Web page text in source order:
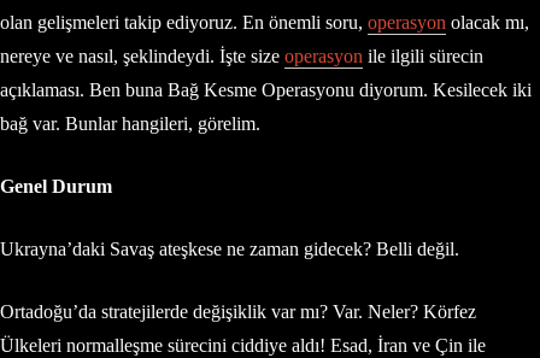
olan gelişmeleri takip ediyoruz. En önemli soru, operasyon olacak mı,
nereye ve nasıl, şeklindeydi. İşte size operasyon ile ilgili sürecin
açıklaması. Ben buna Bağ Kesme Operasyonu diyorum. Kesilecek iki
bağ var. Bunlar hangileri, görelim.
Genel Durum
Ukrayna’daki Savaş ateşkese ne zaman gidecek? Belli değil.
Ortadoğu’da stratejilerde değişiklik var mı? Var. Neler? Körfez
Ülkeleri normalleşme sürecini ciddiye aldı! Esad, İran ve Çin ile